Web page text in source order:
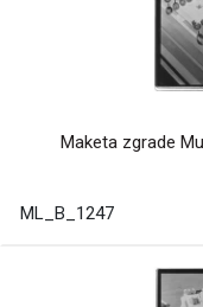
Maketa zgrade
ML_B_1247